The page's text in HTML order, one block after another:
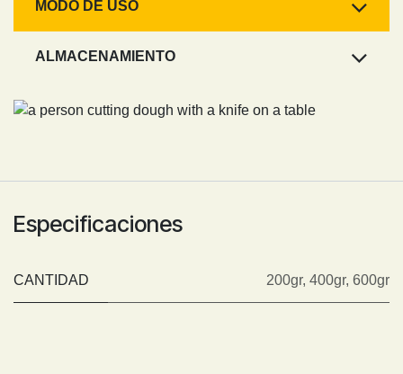
MODO DE USO
ALMACENAMIENTO
Especificaciones
CANTIDAD 200gr, 400gr, 600gr